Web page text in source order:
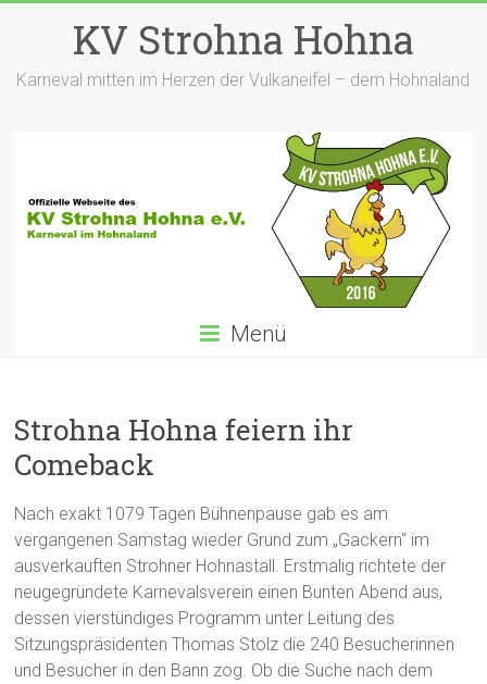
KV Strohna Hohna
Karneval mitten im Herzen der Vulkaneifel – dem Hohnaland
Menü
Strohna Hohna feiern ihr
Comeback
Nach exakt 1079 Tagen Bühnenpause gab es am
vergangenen Samstag wieder Grund zum „Gackern“ im
ausverkauften Strohner Hohnastall. Erstmalig richtete der
neugegründete Karnevalsverein einen Bunten Abend aus,
dessen vierstündiges Programm unter Leitung des
Sitzungspräsidenten Thomas Stolz die 240 Besucherinnen
und Besucher in den Bann zog. Ob die Suche nach dem